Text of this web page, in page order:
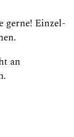
gerne! Einzel-
an